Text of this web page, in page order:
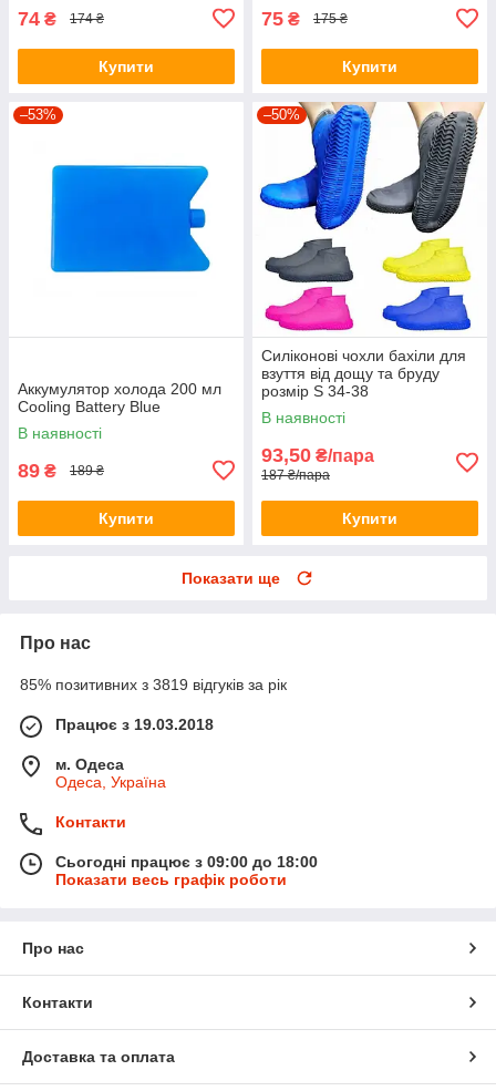
74 ₴ 174 ₴
Купити
75 ₴ 175 ₴
Купити
–53%
Аккумулятор холода 200 мл
Cooling Battery Blue
В наявності
89 ₴ 189 ₴
Купити
–50%
Силіконові чохли бахіли для
взуття від дощу та бруду
розмір S 34-38
В наявності
93,50 ₴/пара
187 ₴/пара
Купити
Показати ще
Про нас
85% позитивних з 3819 відгуків за рік
Працює з 19.03.2018
м. Одеса
Одеса, Україна
Контакти
Сьогодні працює з 09:00 до 18:00
Показати весь графік роботи
Про нас
Контакти
Доставка та оплата